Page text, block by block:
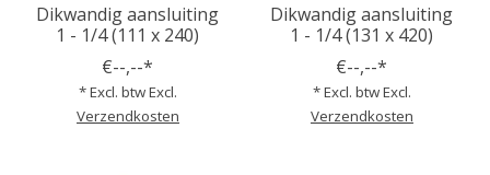
Dikwandig aansluiting
1 - 1/4 (111 x 240)
€--,--*
* Excl. btw Excl.
Verzendkosten
Dikwandig aansluiting
1 - 1/4 (131 x 420)
€--,--*
* Excl. btw Excl.
Verzendkosten